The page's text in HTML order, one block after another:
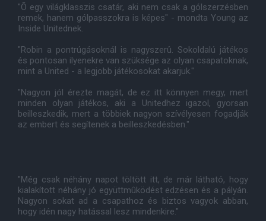
"Õ egy világklasszis csatár, aki nem csak a gólszerzésben
remek, hanem gólpasszokra is képes" - mondta Young az
Inside Unitednek.
"Robin a pontrúgásoknál is nagyszerû. Sokoldalú játékos
és pontosan ilyenekre van szüksége az olyan csapatoknak,
mint a United - a legjobb játékosokat akarjuk."
"Nagyon jól érezte magát, de ez itt könnyen megy, mert
minden olyan játékos, aki a Unitedhez igazol, gyorsan
beilleszkedik, mert a többiek nagyon szívélyesen fogadják
az embert és segítenek a beilleszkedésben."
"Még csak néhány napot töltött itt, de már látható, hogy
kialakított néhány jó együttmûködést edzésen és a pályán.
Nagyon sokat ad a csapathoz és biztos vagyok abban,
hogy idén nagy hatással lesz mindenkire."